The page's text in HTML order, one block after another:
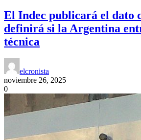
El Indec publicará el dato
definirá si la Argentina
técnica
elcronista
noviembre 26, 2025
0